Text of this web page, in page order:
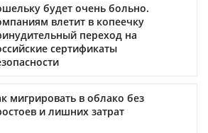
будет очень больно.
влетит в копеечку
переход на
сертификаты
мигрировать в облако без
и лишних затрат